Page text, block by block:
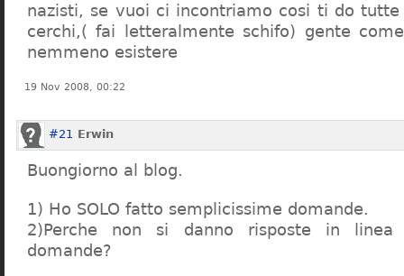
nazisti, se vuoi ci incontriamo cosi ti do tutte
cerchi,( fai letteralmente schifo) gente
nemmeno esistere
19 Nov 2008, 00:22
#21 Erwin
Buongiorno al blog.
1) Ho SOLO fatto semplicissime domande.
2)Perche non si danno risposte in
domande?